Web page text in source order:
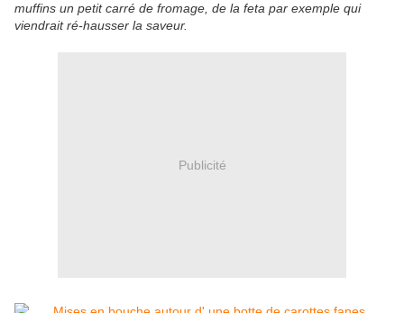
muffins un petit carré de fromage, de la feta par exemple qui
viendrait ré-hausser la saveur.
Publicité